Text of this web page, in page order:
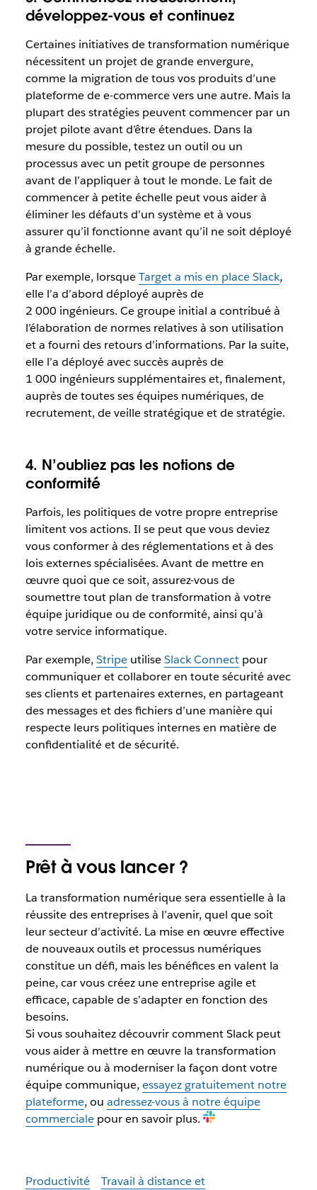
développez-vous et continuez
Certaines initiatives de transformation numérique
nécessitent un projet de grande envergure,
comme la migration de tous vos produits d’une
plateforme de e-commerce vers une autre. Mais la
plupart des stratégies peuvent commencer par un
projet pilote avant d’être étendues. Dans la
mesure du possible, testez un outil ou un
processus avec un petit groupe de personnes
avant de l’appliquer à tout le monde. Le fait de
commencer à petite échelle peut vous aider à
éliminer les défauts d’un système et à vous
assurer qu’il fonctionne avant qu’il ne soit déployé
à grande échelle.
Par exemple, lorsqueTarget a mis en place Slack,
elle l’a d’abord déployé auprès de
2 000 ingénieurs. Ce groupe initial a contribué à
l’élaboration de normes relatives à son utilisation
et a fourni des retours d’informations. Par la suite,
elle l’a déployé avec succès auprès de
1 000 ingénieurs supplémentaires et, finalement,
auprès de toutes ses équipes numériques, de
recrutement, de veille stratégique et de stratégie.
4. N’oubliez pas les notions de
conformité
Parfois, les politiques de votre propre entreprise
limitent vos actions. Il se peut que vous deviez
vous conformer à des réglementations et à des
lois externes spécialisées. Avant de mettre en
œuvre quoi que ce soit, assurez-vous de
soumettre tout plan de transformation à votre
équipe juridique ou de conformité, ainsi qu’à
votre service informatique.
Par exemple, StripeutiliseSlack Connectpour
communiquer et collaborer en toute sécurité avec
ses clients et partenaires externes, en partageant
des messages et des fichiers d’une manière qui
respecte leurs politiques internes en matière de
confidentialité et de sécurité.
Prêt à vous lancer ?
La transformation numérique sera essentielle à la
réussite des entreprises à l’avenir, quel que soit
leur secteur d’activité. La mise en œuvre effective
de nouveaux outils et processus numériques
constitue un défi, mais les bénéfices en valent la
peine, car vous créez une entreprise agile et
efficace, capable de s’adapter en fonction des
besoins.
Si vous souhaitez découvrir comment Slack peut
vous aider à mettre en œuvre la transformation
numérique ou à moderniser la façon dont votre
équipe communique, essayez gratuitement notre
plateforme, ou adressez-vous à notre équipe
commercialepour en savoir plus.
Productivité
Travail à distance et